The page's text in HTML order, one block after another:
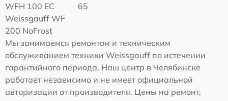
WFH 100 EC
65
Weissgauff WF
200 NoFrost
Мы занимаемся ремонтом и техническим
обслуживанием техники Weissgauff по истечении
гарантийного периода. Наш центр в Челябинске
работает независимо и не имеет официальной
авторизации от производителя. Цены на ремонт,